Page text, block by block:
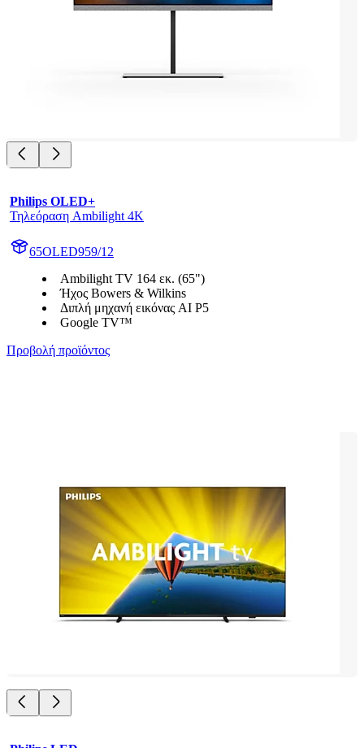
Philips OLED+
Τηλεόραση Ambilight 4K
65OLED959/12
Ambilight TV 164 εκ. (65")
Ήχος Bowers & Wilkins
Διπλή μηχανή εικόνας AI P5
Google TV™
Προβολή προϊόντος